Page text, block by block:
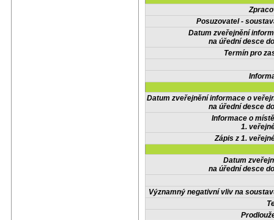
Posuzovatel -
Datum zveřejnění
na úřední desce
Termín pro
Datum zveřejnění informace o
na úřední desce
Informace o
1.
Zápis z 1.
Datum
na úřední desce
Významný negativní vliv na